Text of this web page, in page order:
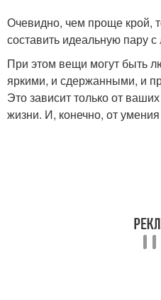
Очевидно, чем проще крой,
составить идеальную пару
При этом вещи могут быть
яркими, и сдержанными, и
Это зависит только от
жизни. И, конечно, от умения